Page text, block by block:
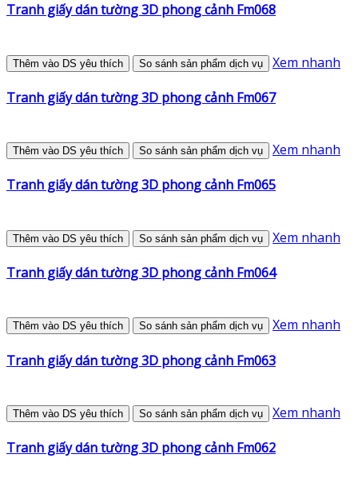
Tranh giấy dán tường 3D phong cảnh Fm068
Thêm vào DS yêu thích So sánh sản phẩm dịch vụ Xem nhanh
Tranh giấy dán tường 3D phong cảnh Fm067
Thêm vào DS yêu thích So sánh sản phẩm dịch vụ Xem nhanh
Tranh giấy dán tường 3D phong cảnh Fm065
Thêm vào DS yêu thích So sánh sản phẩm dịch vụ Xem nhanh
Tranh giấy dán tường 3D phong cảnh Fm064
Thêm vào DS yêu thích So sánh sản phẩm dịch vụ Xem nhanh
Tranh giấy dán tường 3D phong cảnh Fm063
Thêm vào DS yêu thích So sánh sản phẩm dịch vụ Xem nhanh
Tranh giấy dán tường 3D phong cảnh Fm062